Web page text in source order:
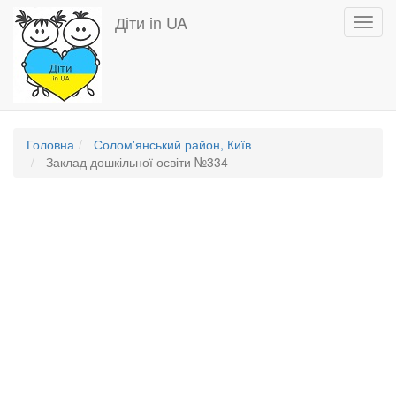
Перейти
основного
вмісту
Діти in UA
Головна
Солом'янський район, Київ
Заклад дошкільної освіти №334